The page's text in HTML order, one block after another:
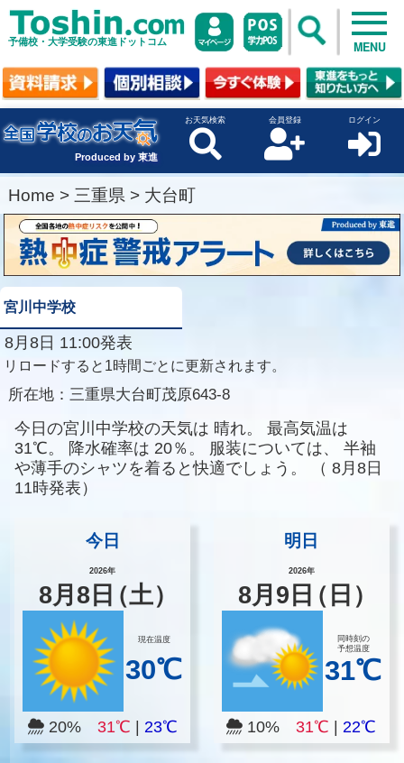
予備校・大学受験の東進ドットコム MENU
Produced by 東進
お天気検索 会員登録 ログイン
Home > 三重県 > 大台町
宮川中学校
8月8日 11:00発表
リロードすると1時間ごとに更新されます。
所在地： 三重県大台町茂原643-8
今日の宮川中学校の天気は 晴れ。
最高気温は
31℃。
降水確率は 20％。 服装については、
半袖
や薄手のシャツを着ると快適でしょう。
（ 8月8日
11時発表）
今日
2026年
8月8 日（土）
現在温度
30℃
20% 31℃ 23℃
明日
2026年
8月 9 日（日）
同時刻の
予想温度
31℃
10%31℃ |22℃